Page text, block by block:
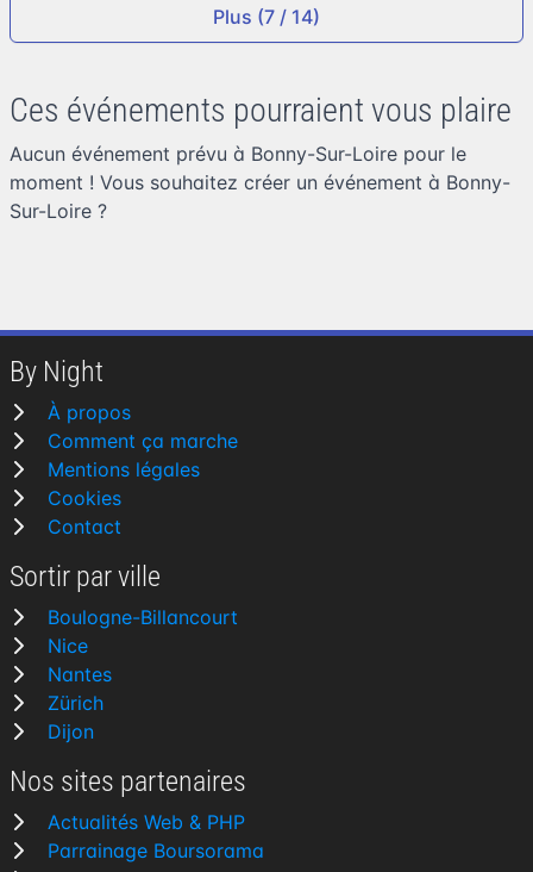
Plus (7 / 14)
Ces événements pourraient vous plaire
Aucun événement prévu à Bonny-Sur-Loire pour le
moment ! Vous souhaitez créer un événement à Bonny-
Sur-Loire ?
By Night
À propos
Comment ça marche
Mentions légales
Cookies
Contact
Sortir par ville
Boulogne-Billancourt
Nice
Nantes
Zürich
Dijon
Nos sites partenaires
Actualités Web & PHP
Parrainage Boursorama